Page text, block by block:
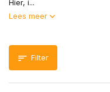
Hier, i...
Lees meer
Filter